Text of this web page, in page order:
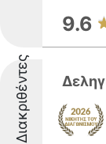
9.6
Διακριθέντες